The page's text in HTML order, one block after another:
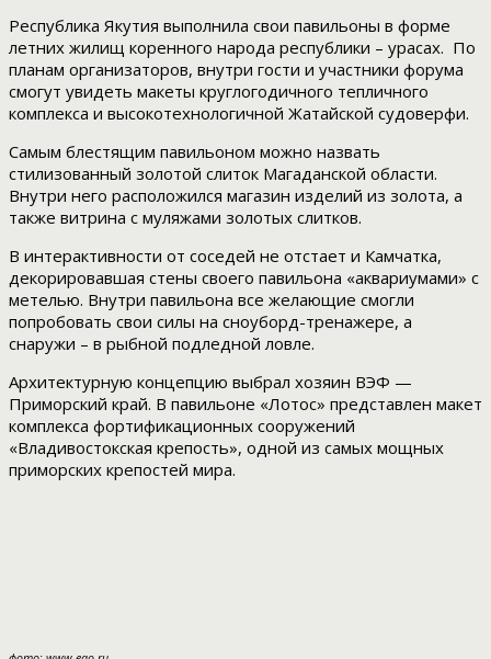
Республика Якутия выполнила свои павильоны в форме
летних жилищ коренного народа республики – урасах. По
планам организаторов, внутри гости и участники форума
смогут увидеть макеты круглогодичного тепличного
комплекса и высокотехнологичной Жатайской судоверфи.
Самым блестящим павильоном можно назвать
стилизованный золотой слиток Магаданской области.
Внутри него расположился магазин изделий из золота, а
также витрина с муляжами золотых слитков.
В интерактивности от соседей не отстает и Камчатка,
декорировавшая стены своего павильона «аквариумами» с
метелью. Внутри павильона все желающие смогли
попробовать свои силы на сноуборд-тренажере, а
снаружи – в рыбной подледной ловле.
Архитектурную концепцию выбрал хозяин ВЭФ —
Приморский край. В павильоне «Лотос» представлен макет
комплекса фортификационных сооружений
«Владивостокская крепость», одной из самых мощных
приморских крепостей мира.